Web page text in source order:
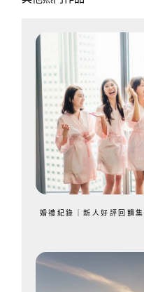
婚禮紀錄｜新人好評回饋